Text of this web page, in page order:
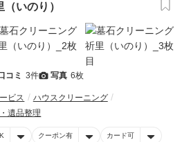
いのり）
コミ 3件 写真 6枚
ビス
ハウスクリーニング
遺品整理
クーポン有 カード可